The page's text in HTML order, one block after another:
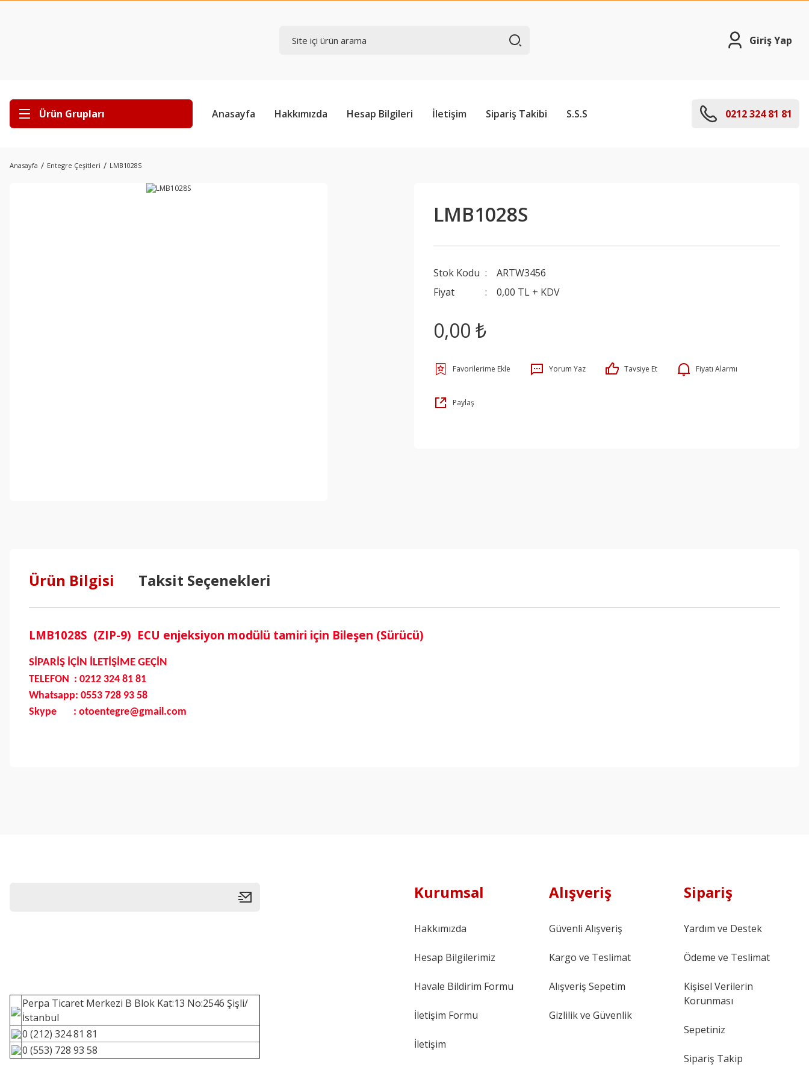
Giriş Yap
Ürün Grupları Anasayfa Hakkımızda Hesap Bilgileri İletişim Sipariş Takibi S.S.S 0212 324 81 81
Anasayfa Entegre Çeşitleri LMB1028S
LMB1028S
Stok Kodu
ARTW3456
Fiyat
0,00 TL + KDV
0,00 ₺
Yorum Yaz Tavsiye Et Fiyatı Alarmı
Paylaş
Ürün Bilgisi Taksit Seçenekleri
LMB1028S (ZIP-9) ECU enjeksiyon modülü tamiri için Bileşen (Sürücü)
SİPARİŞ İÇİN İLETİŞİME GEÇİN
TELEFON : 0212 324 81 81
Whatsapp: 0553 728 93 58
Skype : otoentegre@gmail.com
Perpa Ticaret Merkezi B Blok Kat:13 No:2546 Şişli/
İstanbul
0 (212) 324 81 81
0 (553) 728 93 58
Kurumsal
Hakkımızda
Hesap Bilgilerimiz
Havale Bildirim Formu
İletişim Formu
İletişim
Alışveriş
Güvenli Alışveriş
Kargo ve Teslimat
Alışveriş Sepetim
Gizlilik ve Güvenlik
Sipariş
Yardım ve Destek
Ödeme ve Teslimat
Kişisel Verilerin
Korunması
Sepetiniz
Sipariş Takip